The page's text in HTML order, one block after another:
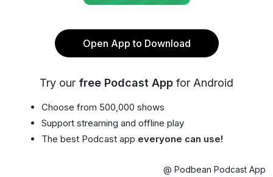
Open App to Download
Try our free Podcast App for Android
Choose from 500,000 shows
Support streaming and offline play
The best Podcast app everyone can use!
@ Podbean Podcast App